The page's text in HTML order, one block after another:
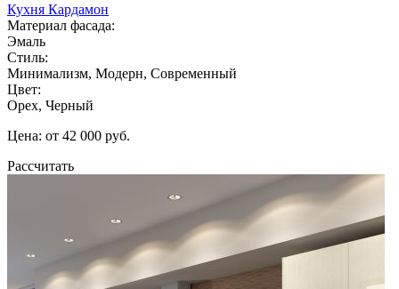
Кухня Кардамон
Материал фасада:
Эмаль
Стиль:
Минимализм, Модерн, Современный
Цвет:
Орех, Черный
Цена: от 42 000 руб.
Рассчитать